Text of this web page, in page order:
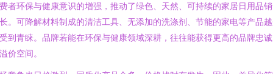
者环保与健康意识的增强，推动了绿色、天然、可持续的家居日用品
。可降解材料制成的清洁工具、无添加的洗涤剂、节能的家电等产品
到青睐。品牌若能在环保与健康领域深耕，往往能获得更高的品牌忠
价空间。